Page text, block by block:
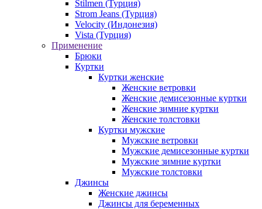
Stilmen (Турция)
Strom Jeans (Турция)
Velocity (Индонезия)
Vista (Турция)
Применение
Брюки
Куртки
Куртки женские
Женские ветровки
Женские демисезонные куртки
Женские зимние куртки
Женские толстовки
Куртки мужские
Мужские ветровки
Мужские демисезонные куртки
Мужские зимние куртки
Мужские толстовки
Джинсы
Женские джинсы
Джинсы для беременных